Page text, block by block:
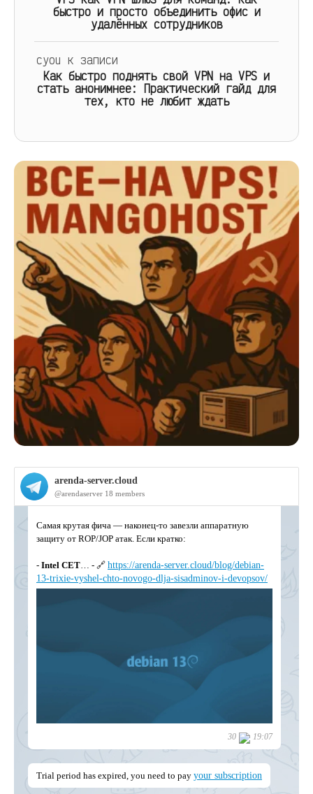
быстро и просто объединить офис и
удалённых сотрудников
cyou к записи
Как быстро поднять свой VPN на VPS и
стать анонимнее: Практический гайд для
тех, кто не любит ждать